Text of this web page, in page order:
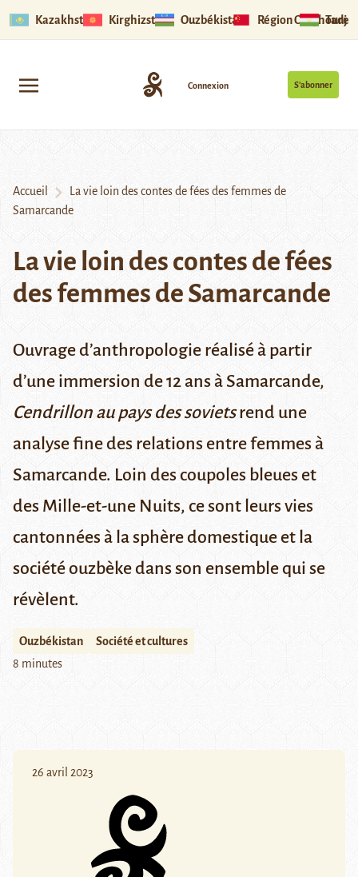
Kazakhstan Kirghizstan Ouzbékistan Région Ouïghoure
S’abonner
Connexion
Accueil
La vie loin des contes de fées des femmes de
Samarcande
La vie loin des contes de fées
des femmes de Samarcande
Ouvrage d’anthropologie réalisé à partir
d’une immersion de 12 ans à Samarcande,
Cendrillon au pays des sovietsrend une
analyse fine des relations entre femmes à
Samarcande. Loin des coupoles bleues et
des Mille-et-une Nuits, ce sont leurs vies
cantonnées à la sphère domestique et la
société ouzbèke dans son ensemble qui se
révèlent.
Ouzbékistan
Société et cultures
8 minutes
26 avril 2023